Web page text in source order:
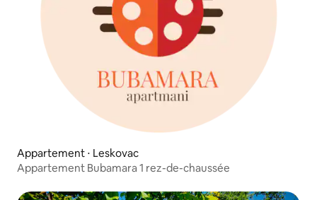
Appartement ⋅ Leskovac
Appartement Bubamara 1 rez-de-chaussée